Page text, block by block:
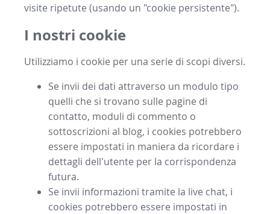
visite ripetute (usando un "cookie persistente").
I nostri cookie
Utilizziamo i cookie per una serie di scopi diversi.
Se invii dei dati attraverso un modulo tipo
quelli che si trovano sulle pagine di
contatto, moduli di commento o
sottoscrizioni al blog, i cookies potrebbero
essere impostati in maniera da ricordare i
dettagli dell'utente per la corrispondenza
futura.
Se invii informazioni tramite la live chat, i
cookies potrebbero essere impostati in